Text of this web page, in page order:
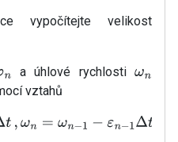
vypočítejte velikost
n a úhlové rychlostiωn
vztahů
Δt ωn= ωn −1−εn −1 Δt